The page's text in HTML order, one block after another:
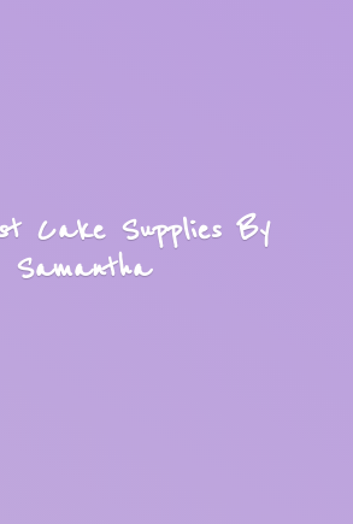
Cake SuppliesBy
Samantha